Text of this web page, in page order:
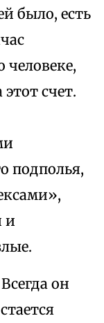
было, есть
счет.
подполья,
и
он